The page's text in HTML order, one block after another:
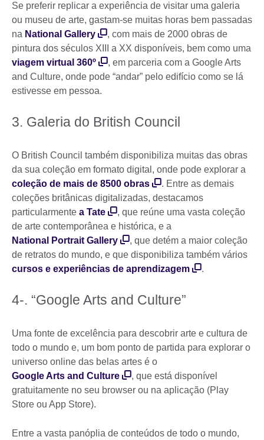
Se preferir replicar a experiência de visitar uma galeria
ou museu de arte, gastam-se muitas horas bem passadas
na National Gallery
, com mais de 2000 obras de
pintura dos séculos XIII a XX disponíveis, bem como uma
viagem virtual 360º
, em parceria com a Google Arts
and Culture, onde pode “andar” pelo edifício como se lá
estivesse em pessoa.
3. Galeria do British Council
O British Council também disponibiliza muitas das obras
da sua coleção em formato digital, onde pode explorar a
coleção de mais de 8500 obras
. Entre as demais
coleções britânicas digitalizadas, destacamos
particularmente a Tate
, que reúne uma vasta coleção
de arte contemporânea e histórica, e a
National Portrait Gallery
, que detém a maior coleção
de retratos do mundo, e que disponibiliza também vários
cursos e experiências de aprendizagem
.
4-. “Google Arts and Culture”
Uma fonte de excelência para descobrir arte e cultura de
todo o mundo e, um bom ponto de partida para explorar o
universo online das belas artes é o
Google Arts and Culture
, que está disponível
gratuitamente no seu browser ou na aplicação (Play
Store ou App Store).
Entre a vasta panóplia de conteúdos de todo o mundo,